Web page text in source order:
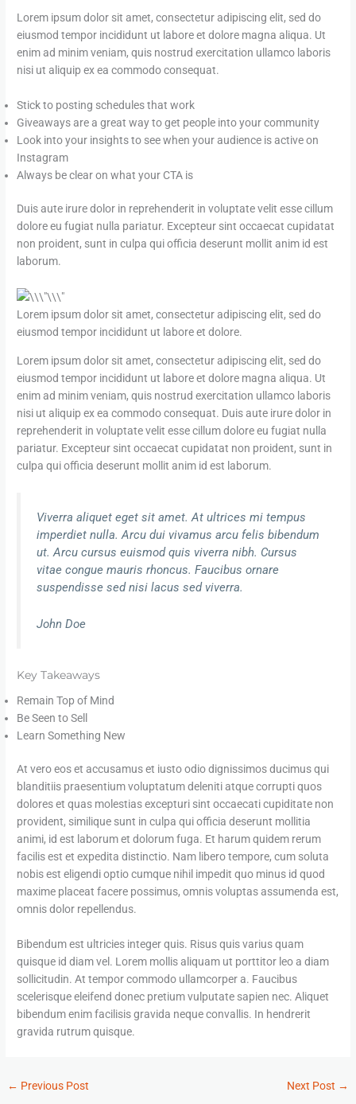
Lorem ipsum dolor sit amet, consectetur adipiscing elit, sed do
eiusmod tempor incididunt ut labore et dolore magna aliqua. Ut
enim ad minim veniam, quis nostrud exercitation ullamco laboris
nisi ut aliquip ex ea commodo consequat.
Stick to posting schedules that work
Giveaways are a great way to get people into your community
Look into your insights to see when your audience is active on
Instagram
Always be clear on what your CTA is
Duis aute irure dolor in reprehenderit in voluptate velit esse cillum
dolore eu fugiat nulla pariatur. Excepteur sint occaecat cupidatat
non proident, sunt in culpa qui officia deserunt mollit anim id est
laborum.
Lorem ipsum dolor sit amet, consectetur adipiscing elit, sed do
eiusmod tempor incididunt ut labore et dolore.
Lorem ipsum dolor sit amet, consectetur adipiscing elit, sed do
eiusmod tempor incididunt ut labore et dolore magna aliqua. Ut
enim ad minim veniam, quis nostrud exercitation ullamco laboris
nisi ut aliquip ex ea commodo consequat. Duis aute irure dolor in
reprehenderit in voluptate velit esse cillum dolore eu fugiat nulla
pariatur. Excepteur sint occaecat cupidatat non proident, sunt in
culpa qui officia deserunt mollit anim id est laborum.
Viverra aliquet eget sit amet. At ultrices mi tempus
imperdiet nulla. Arcu dui vivamus arcu felis bibendum
ut. Arcu cursus euismod quis viverra nibh. Cursus
vitae congue mauris rhoncus. Faucibus ornare
suspendisse sed nisi lacus sed viverra.
John Doe
Key Takeaways
Remain Top of Mind
Be Seen to Sell
Learn Something New
At vero eos et accusamus et iusto odio dignissimos ducimus qui
blanditiis praesentium voluptatum deleniti atque corrupti quos
dolores et quas molestias excepturi sint occaecati cupiditate non
provident, similique sunt in culpa qui officia deserunt mollitia
animi, id est laborum et dolorum fuga. Et harum quidem rerum
facilis est et expedita distinctio. Nam libero tempore, cum soluta
nobis est eligendi optio cumque nihil impedit quo minus id quod
maxime placeat facere possimus, omnis voluptas assumenda est,
omnis dolor repellendus.
Bibendum est ultricies integer quis. Risus quis varius quam
quisque id diam vel. Lorem mollis aliquam ut porttitor leo a diam
sollicitudin. At tempor commodo ullamcorper a. Faucibus
scelerisque eleifend donec pretium vulputate sapien nec. Aliquet
bibendum enim facilisis gravida neque convallis. In hendrerit
gravida rutrum quisque.
← Previous Post Next Post →